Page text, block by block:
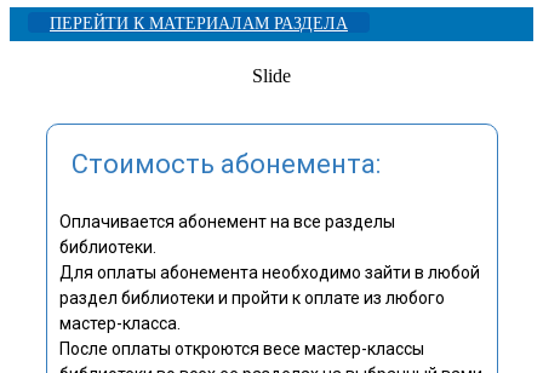
ПЕРЕЙТИ К МАТЕРИАЛАМ РАЗДЕЛА
Slide
Стоимость абонемента:
Оплачивается абонемент на все разделы
библиотеки.
Для оплаты абонемента необходимо зайти в любой
раздел библиотеки и пройти к оплате из любого
мастер-класса.
После оплаты откроются весе мастер-классы